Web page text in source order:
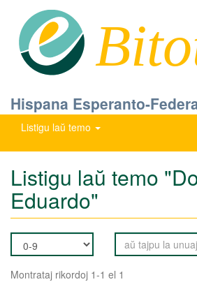
Hispana Esperanto-
Listigu laŭ temo
Listigu laŭ temo
Eduardo"
Montrataj rikordoj 1-1 el 1